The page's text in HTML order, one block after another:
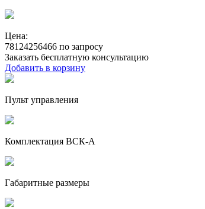
Цена:
78124256466 по запросу
Заказать бесплатную консультацию
Добавить в корзину
Пульт управления
Комплектация ВСК-А
Габаритные размеры